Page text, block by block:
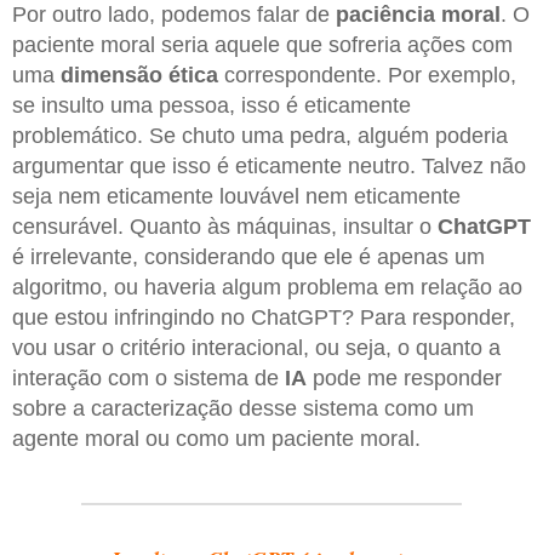
Por outro lado, podemos falar de paciência moral . O
paciente moral seria aquele que sofreria ações com
uma dimensão ética correspondente. Por exemplo,
se insulto uma pessoa, isso é eticamente
problemático. Se chuto uma pedra, alguém poderia
argumentar que isso é eticamente neutro. Talvez não
seja nem eticamente louvável nem eticamente
censurável. Quanto às máquinas, insultar o ChatGPT
é irrelevante, considerando que ele é apenas um
algoritmo, ou haveria algum problema em relação ao
que estou infringindo no ChatGPT? Para responder,
vou usar o critério interacional, ou seja, o quanto a
interação com o sistema de IA pode me responder
sobre a caracterização desse sistema como um
agente moral ou como um paciente moral.